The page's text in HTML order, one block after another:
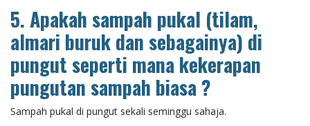
5. Apakah sampah pukal (tilam,
almari buruk dan sebagainya) di
pungut seperti mana kekerapan
pungutan sampah biasa ?
Sampah pukal di pungut sekali seminggu sahaja.